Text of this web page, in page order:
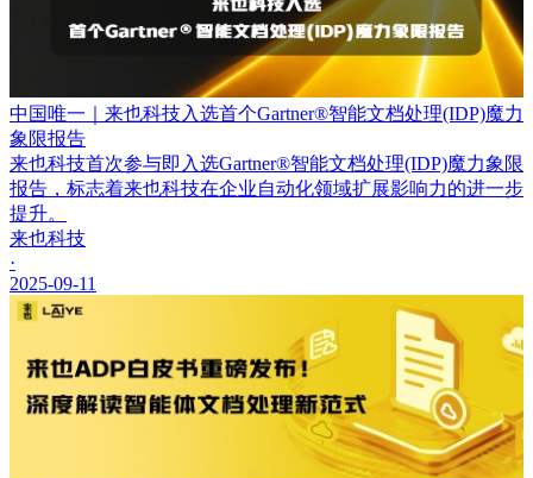
中国唯一｜来也科技入选首个Gartner®智能文档处理(IDP)魔力
象限报告
来也科技首次参与即入选Gartner®智能文档处理(IDP)魔力象限
报告，标志着来也科技在企业自动化领域扩展影响力的进一步
提升。
来也科技
·
2025-09-11